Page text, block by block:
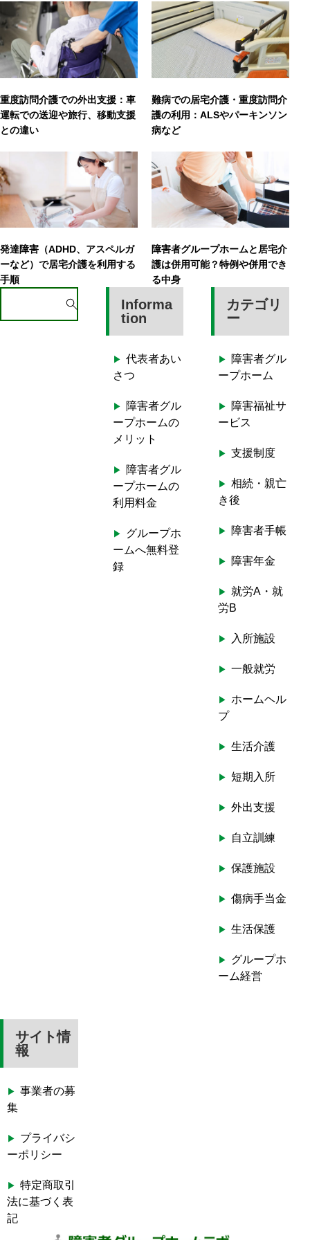
重度訪問介護での外出支援：車
運転での送迎や旅行、移動支援
との違い
難病での居宅介護・重度訪問介
護の利用：ALSやパーキンソン
病など
発達障害（ADHD、アスペルガ
ーなど）で居宅介護を利用する
手順
障害者グループホームと居宅介
護は併用可能？特例や併用でき
る中身
Informa
tion
代表者あい
さつ
障害者グル
ープホームの
メリット
障害者グル
ープホームの
利用料金
グループホ
ームへ無料登
録
カテゴリ
ー
障害者グル
ープホーム
障害福祉サ
ービス
支援制度
相続・親亡
き後
障害者手帳
障害年金
就労A・就
労B
入所施設
一般就労
ホームヘル
プ
生活介護
短期入所
外出支援
自立訓練
保護施設
傷病手当金
生活保護
グループホ
ーム経営
サイト情
報
事業者の募
集
プライバシ
ーポリシー
特定商取引
法に基づく表
記